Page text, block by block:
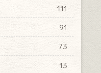
111
91
73
13